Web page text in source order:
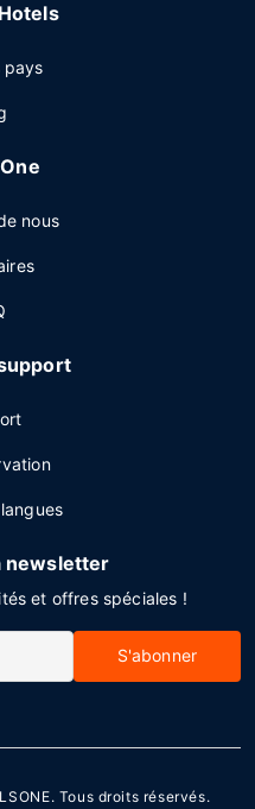
pays
nous
newsletter
et offres spéciales !
S'abonner
. Tous droits réservés.